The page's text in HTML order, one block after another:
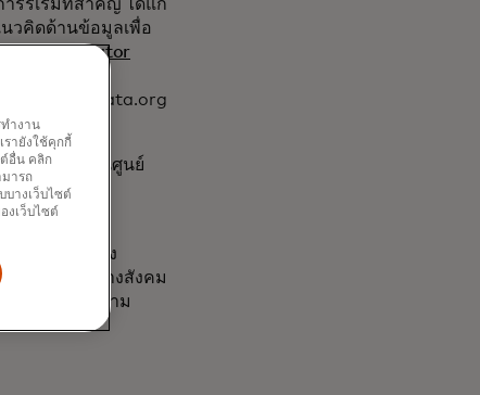
รริเริ่มที่สำคัญ ได้แก่
วคิดด้านข้อมูลเพื่อ
Accelerator
ารสนับสนุน data.org
งและประธานศูนย์
ห้มั่นใจว่า
ารบริหารของ
อผลกระทบทางสังคม
ลากร และความ
ทำงาน
ายังใช้คุกกี้
อื่น คลิก
มารถ
างเว็บไซต์
งเว็บไซต์